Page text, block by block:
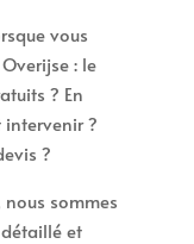
vous
: le
? En
?
?
sommes
et